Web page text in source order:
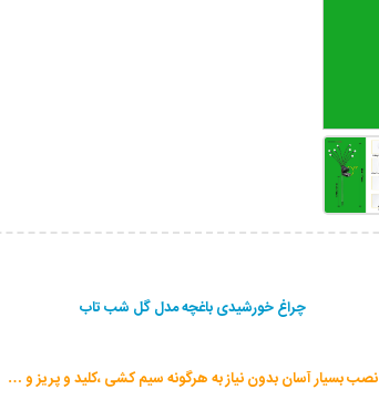
چراغ خورشیدی باغچه مدل گل شب تاب
نصب بسیار آسان بدون نیاز به هرگونه سیم کشی ،کلید و پریز و …